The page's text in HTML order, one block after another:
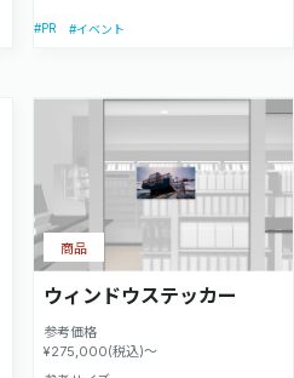
#PR #イベント
ウィンドウステッカー
参考価格
¥275,000(税込)～
商品